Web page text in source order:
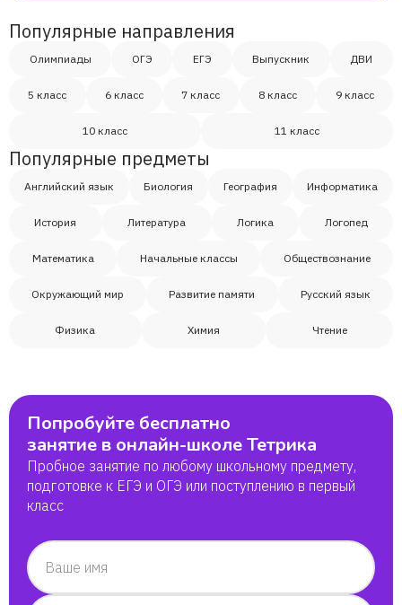
Популярные направления
Олимпиады ОГЭ ЕГЭ Выпускник ДВИ
5 класс 6 класс 7 класс 8 класс 9 класс
10 класс 11 класс
Популярные предметы
Английский язык Биология География Информатика
История Литература Логика Логопед
Математика Начальные классы Обществознание
Окружающий мир Развитие памяти Русский язык
Физика Химия Чтение
Попробуйте бесплатно
занятие в онлайн-школе Тетрика
Пробное занятие по любому школьному предмету,
подготовке к ЕГЭ и ОГЭ или поступлению в первый
класс
Ваше имя